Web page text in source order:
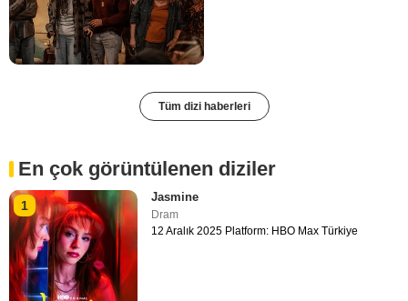
Tüm dizi haberleri
En çok görüntülenen diziler
1
Jasmine
Dram
12 Aralık 2025 Platform: HBO Max Türkiye